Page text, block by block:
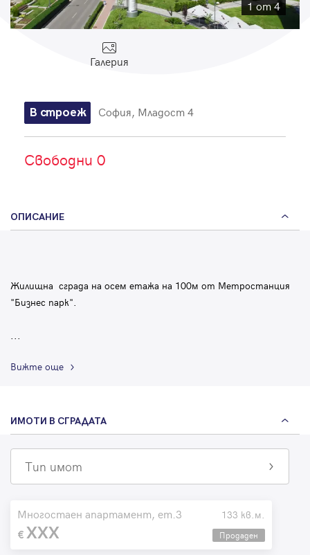
1 от 4
Галерия
В строеж София, Младост 4
Свободни 0
ОПИСАНИЕ
Жилищна сграда на осем етажа на 100м от Метростанция
"Бизнес парк".
...
Вижте още
ИМОТИ В СГРАДАТА
Тип имот
Многостаен апартамент, ет.3 133 кв.м.
XXX Продаден
Парола
Забравена парола